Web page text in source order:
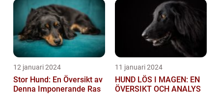
12 januari 2024
Stor Hund: En Översikt av
Denna Imponerande Ras
11 januari 2024
HUND LÖS I MAGEN: EN
ÖVERSIKT OCH ANALYS